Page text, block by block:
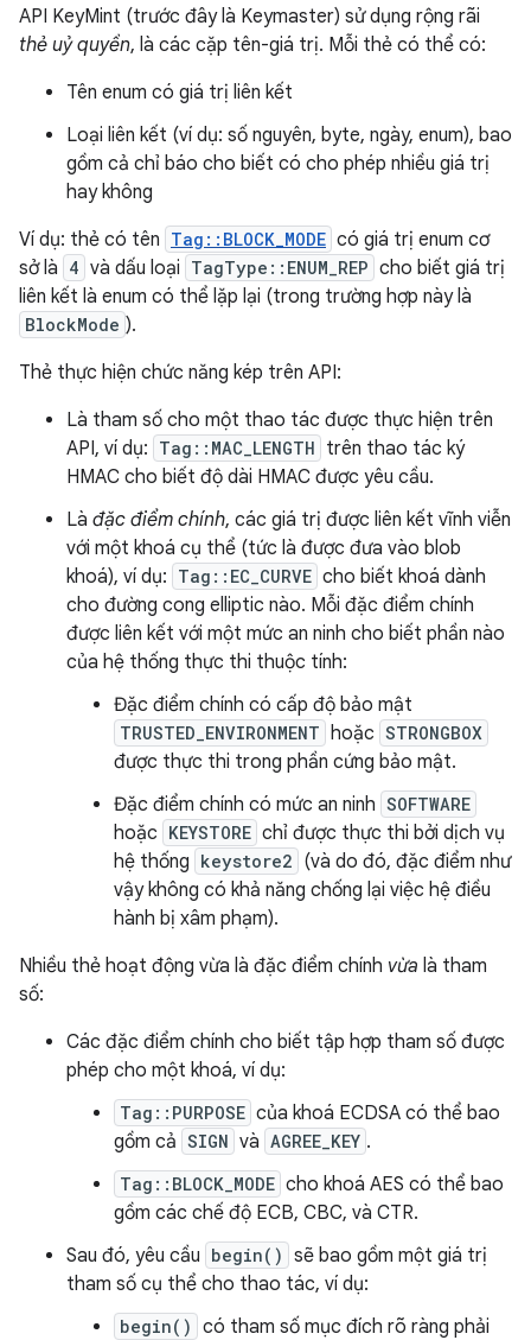
API KeyMint (trước đây là Keymaster) sử dụng rộng rãi
thẻ uỷ quyền, là các cặp tên-giá trị. Mỗi thẻ có thể có:
Tên enum có giá trị liên kết
Loại liên kết (ví dụ: số nguyên, byte, ngày, enum), bao
gồm cả chỉ báo cho biết có cho phép nhiều giá trị
hay không
Ví dụ: thẻ có tên Tag::BLOCK_MODE có giá trị enum cơ
sở là 4 và dấu loại TagType::ENUM_REP cho biết giá trị
liên kết là enum có thể lặp lại (trong trường hợp này là
BlockMode ).
Thẻ thực hiện chức năng kép trên API:
Là tham số cho một thao tác được thực hiện trên
API, ví dụ: Tag::MAC_LENGTH trên thao tác ký
HMAC cho biết độ dài HMAC được yêu cầu.
Là đặc điểm chính, các giá trị được liên kết vĩnh viễn
với một khoá cụ thể (tức là được đưa vào blob
khoá), ví dụ: Tag::EC_CURVE cho biết khoá dành
cho đường cong elliptic nào. Mỗi đặc điểm chính
được liên kết với một mức an ninh cho biết phần nào
của hệ thống thực thi thuộc tính:
Đặc điểm chính có cấp độ bảo mật
TRUSTED_ENVIRONMENT hoặc STRONGBOX
được thực thi trong phần cứng bảo mật.
Đặc điểm chính có mức an ninh SOFTWARE
hoặc KEYSTORE chỉ được thực thi bởi dịch vụ
hệ thống keystore2 (và do đó, đặc điểm như
vậy không có khả năng chống lại việc hệ điều
hành bị xâm phạm).
Nhiều thẻ hoạt động vừa là đặc điểm chính vừa là tham
số:
Các đặc điểm chính cho biết tập hợp tham số được
phép cho một khoá, ví dụ:
Tag::PURPOSE của khoá ECDSA có thể bao
gồm cả SIGN và AGREE_KEY .
Tag::BLOCK_MODE cho khoá AES có thể bao
gồm các chế độ ECB, CBC, và CTR.
Sau đó, yêu cầu begin() sẽ bao gồm một giá trị
tham số cụ thể cho thao tác, ví dụ:
begin() có tham số mục đích rõ ràng phải